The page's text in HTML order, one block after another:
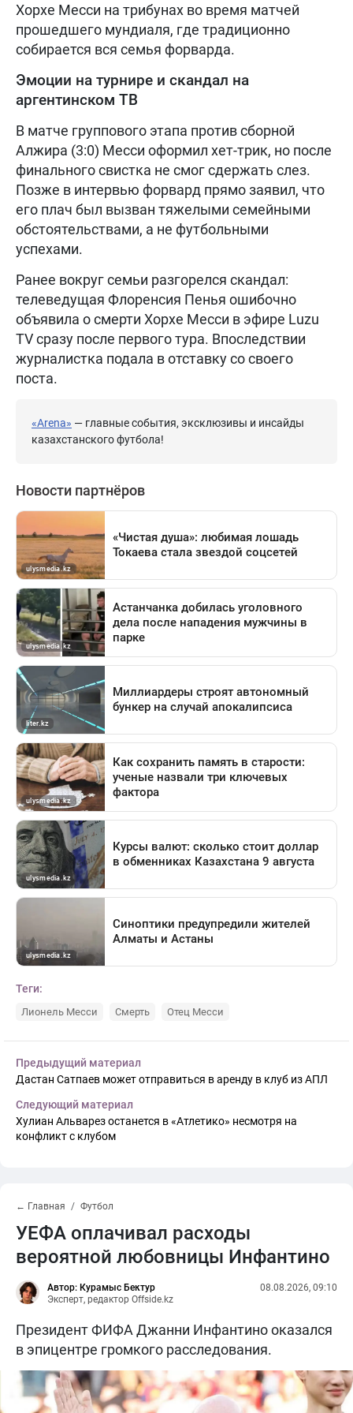
Хорхе Месси на трибунах во время матчей
прошедшего мундиаля, где традиционно
собирается вся семья форварда.
Эмоции на турнире и скандал на
аргентинском ТВ
В матче группового этапа против сборной
Алжира (3:0) Месси оформил хет-трик, но после
финального свистка не смог сдержать слез.
Позже в интервью форвард прямо заявил, что
его плач был вызван тяжелыми семейными
обстоятельствами, а не футбольными
успехами.
Ранее вокруг семьи разгорелся скандал:
телеведущая Флоренсия Пенья ошибочно
объявила о смерти Хорхе Месси в эфире Luzu
TV сразу после первого тура. Впоследствии
журналистка подала в отставку со своего
поста.
«Arena» — главные события, эксклюзивы и инсайды
казахстанского футбола!
Теги:
Лионель Месси Смерть Отец Месси
Предыдущий материал
Дастан Сатпаев может отправиться в аренду в клуб из АПЛ
Следующий материал
Хулиан Альварез останется в «Атлетико» несмотря на
конфликт с клубом
← Главная Футбол
УЕФА оплачивал расходы
вероятной любовницы Инфантино
Автор: Курамыс Бектур
Эксперт, редактор Offside.kz
08.08.2026, 09:10
Президент ФИФА Джанни Инфантино оказался
в эпицентре громкого расследования.